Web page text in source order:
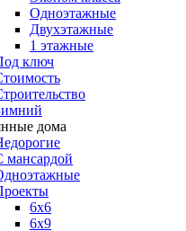
Одноэтажные
Двухэтажные
1 этажные
ключ
дома
мансардой
6х6
6х9